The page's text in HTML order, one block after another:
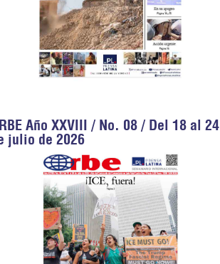
Año XXVIII / No. 08 / Del 18 al 24
julio de 2026